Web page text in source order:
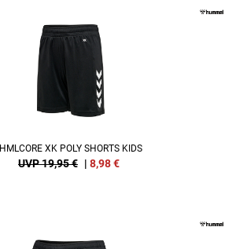
HMLCORE XK POLY SHORTS KIDS
UVP 19,95 € | 8,98€